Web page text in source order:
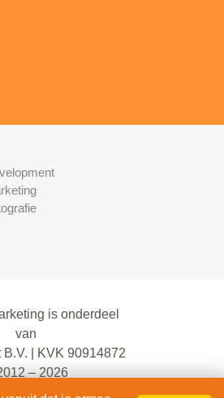
is onderdeel
van
| KVK 90914872
– 2026
voorbehouden.